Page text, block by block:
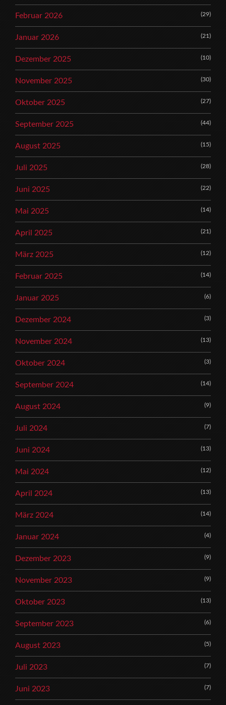
Februar 2026 (29)
Januar 2026 (21)
Dezember 2025 (10)
November 2025 (30)
Oktober 2025 (27)
September 2025 (44)
August 2025 (15)
Juli 2025 (28)
Juni 2025 (22)
Mai 2025 (14)
April 2025 (21)
März 2025 (12)
Februar 2025 (14)
Januar 2025 (6)
Dezember 2024 (3)
November 2024 (13)
Oktober 2024 (3)
September 2024 (14)
August 2024 (9)
Juli 2024 (7)
Juni 2024 (13)
Mai 2024 (12)
April 2024 (13)
März 2024 (14)
Januar 2024 (4)
Dezember 2023 (9)
November 2023 (9)
Oktober 2023 (13)
September 2023 (6)
August 2023 (5)
Juli 2023 (7)
Juni 2023 (7)